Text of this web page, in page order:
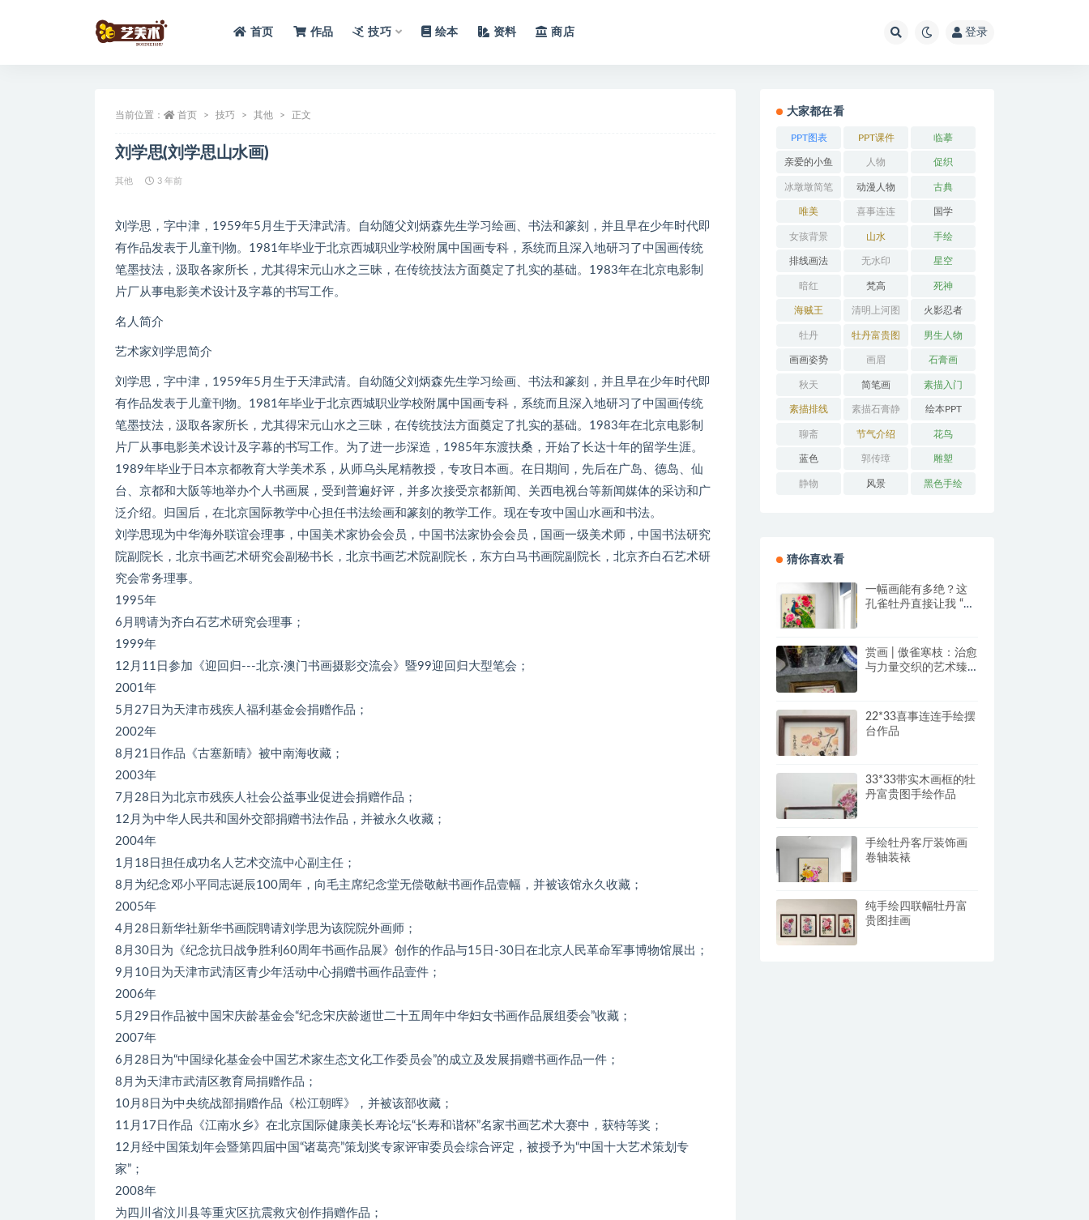
首页 作品 技巧 绘本 资料 商店 登录
当前位置： 首页 技巧 其他 正文
刘学思(刘学思山水画)
其他 3 年前
刘学思，字中津，1959年5月生于天津武清。自幼随父刘炳森先生学习绘画、书法和篆刻，并且早在少年时代即
有作品发表于儿童刊物。1981年毕业于北京西城职业学校附属中国画专科，系统而且深入地研习了中国画传统
笔墨技法，汲取各家所长，尤其得宋元山水之三昧，在传统技法方面奠定了扎实的基础。1983年在北京电影制
片厂从事电影美术设计及字幕的书写工作。
名人简介
艺术家刘学思简介
刘学思，字中津，1959年5月生于天津武清。自幼随父刘炳森先生学习绘画、书法和篆刻，并且早在少年时代即
有作品发表于儿童刊物。1981年毕业于北京西城职业学校附属中国画专科，系统而且深入地研习了中国画传统
笔墨技法，汲取各家所长，尤其得宋元山水之三昧，在传统技法方面奠定了扎实的基础。1983年在北京电影制
片厂从事电影美术设计及字幕的书写工作。为了进一步深造，1985年东渡扶桑，开始了长达十年的留学生涯。
1989年毕业于日本京都教育大学美术系，从师乌头尾精教授，专攻日本画。在日期间，先后在广岛、德岛、仙
台、京都和大阪等地举办个人书画展，受到普遍好评，并多次接受京都新闻、关西电视台等新闻媒体的采访和广
泛介绍。归国后，在北京国际教学中心担任书法绘画和篆刻的教学工作。现在专攻中国山水画和书法。
刘学思现为中华海外联谊会理事，中国美术家协会会员，中国书法家协会会员，国画一级美术师，中国书法研究
院副院长，北京书画艺术研究会副秘书长，北京书画艺术院副院长，东方白马书画院副院长，北京齐白石艺术研
究会常务理事。
1995年
6月聘请为齐白石艺术研究会理事；
1999年
12月11日参加《迎回归---北京·澳门书画摄影交流会》暨99迎回归大型笔会；
2001年
5月27日为天津市残疾人福利基金会捐赠作品；
2002年
8月21日作品《古塞新晴》被中南海收藏；
2003年
7月28日为北京市残疾人社会公益事业促进会捐赠作品；
12月为中华人民共和国外交部捐赠书法作品，并被永久收藏；
2004年
1月18日担任成功名人艺术交流中心副主任；
8月为纪念邓小平同志诞辰100周年，向毛主席纪念堂无偿敬献书画作品壹幅，并被该馆永久收藏；
2005年
4月28日新华社新华书画院聘请刘学思为该院院外画师；
8月30日为《纪念抗日战争胜利60周年书画作品展》创作的作品与15日-30日在北京人民革命军事博物馆展出；
9月10日为天津市武清区青少年活动中心捐赠书画作品壹件；
2006年
5月29日作品被中国宋庆龄基金会“纪念宋庆龄逝世二十五周年中华妇女书画作品展组委会”收藏；
2007年
6月28日为“中国绿化基金会中国艺术家生态文化工作委员会”的成立及发展捐赠书画作品一件；
8月为天津市武清区教育局捐赠作品；
10月8日为中央统战部捐赠作品《松江朝晖》，并被该部收藏；
11月17日作品《江南水乡》在北京国际健康美长寿论坛“长寿和谐杯”名家书画艺术大赛中，获特等奖；
12月经中国策划年会暨第四届中国“诸葛亮”策划奖专家评审委员会综合评定，被授予为“中国十大艺术策划专
家”；
2008年
为四川省汶川县等重灾区抗震救灾创作捐赠作品；
大家都在看
PPT图表 PPT课件 临摹
亲爱的小鱼 人物 促织
冰墩墩简笔
画
动漫人物 古典
唯美 喜事连连 国学
女孩背景 山水 手绘
排线画法 无水印 星空
暗红 梵高 死神
海贼王 清明上河图 火影忍者
牡丹 牡丹富贵图 男生人物
画画姿势 画眉 石膏画
秋天 简笔画 素描入门
素描排线 素描石膏静
物
绘本PPT
聊斋 节气介绍 花鸟
蓝色 郭传璋 雕塑
静物 风景 黑色手绘
猜你喜欢看
一幅画能有多绝？这
孔雀牡丹直接让我 “哇
赏画 | 傲雀寒枝：治愈
与力量交织的艺术臻
22*33喜事连连手绘摆
台作品
33*33带实木画框的牡
丹富贵图手绘作品
手绘牡丹客厅装饰画
卷轴装裱
纯手绘四联幅牡丹富
贵图挂画